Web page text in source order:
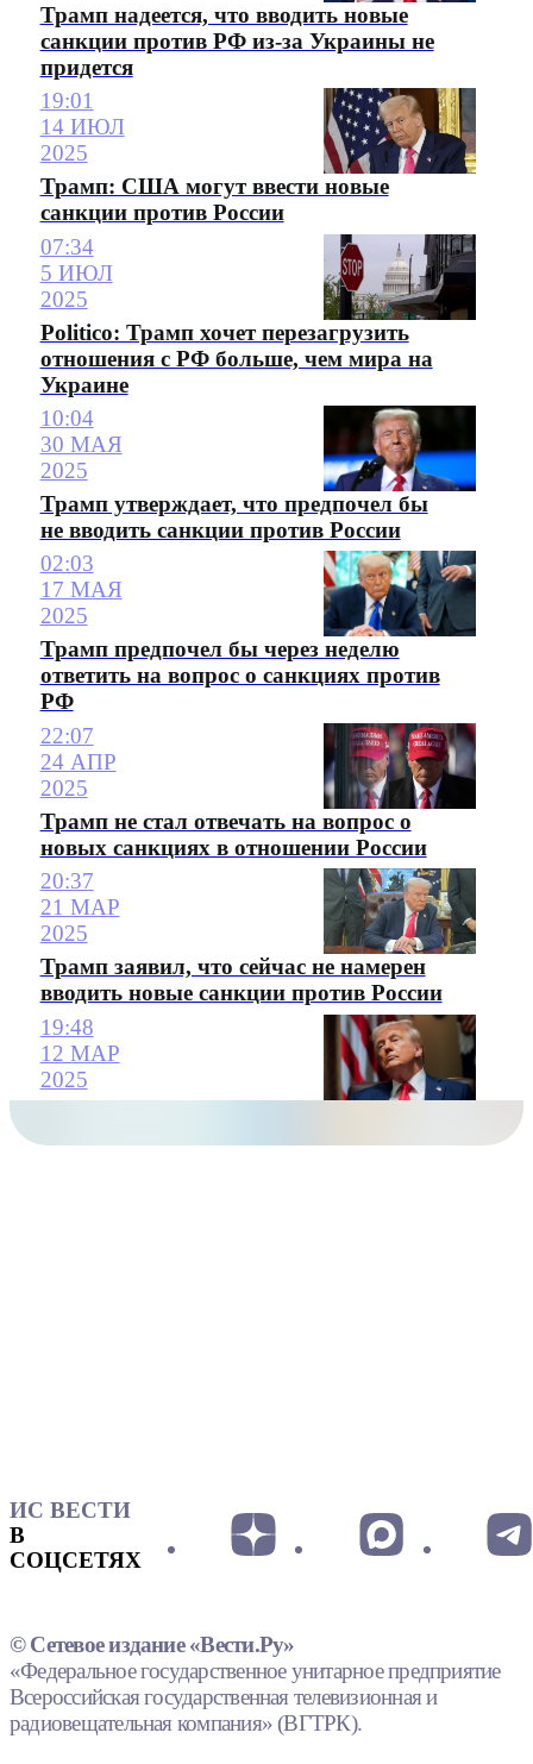
Трамп надеется, что вводить новые
санкции против РФ из-за Украины не
придется
19:01
14 ИЮЛ
2025
Трамп: США могут ввести новые
санкции против России
07:34
5 ИЮЛ
2025
Politico: Трамп хочет перезагрузить
отношения с РФ больше, чем мира на
Украине
10:04
30 МАЯ
2025
Трамп утверждает, что предпочел бы
не вводить санкции против России
02:03
17 МАЯ
2025
Трамп предпочел бы через неделю
ответить на вопрос о санкциях против
РФ
22:07
24 АПР
2025
Трамп не стал отвечать на вопрос о
новых санкциях в отношении России
20:37
21 МАР
2025
Трамп заявил, что сейчас не намерен
вводить новые санкции против России
19:48
12 МАР
2025
ИС ВЕСТИ
В
СОЦСЕТЯХ
© Сетевое издание «Вести.Ру»
«Федеральное государственное унитарное предприятие
Всероссийская государственная телевизионная и
радиовещательная компания» (ВГТРК).